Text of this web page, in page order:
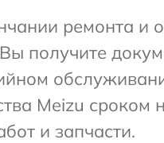
ремонта и
получите
Meizu сроком
и запчасти.